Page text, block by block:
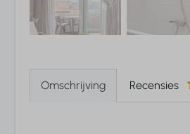
Omschrijving Recensies